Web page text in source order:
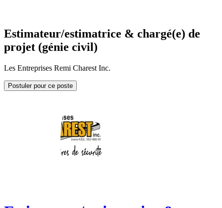
Estimateur/estimatrice & chargé(e) de
projet (génie civil)
Les Entreprises Remi Charest Inc.
Postuler pour ce poste